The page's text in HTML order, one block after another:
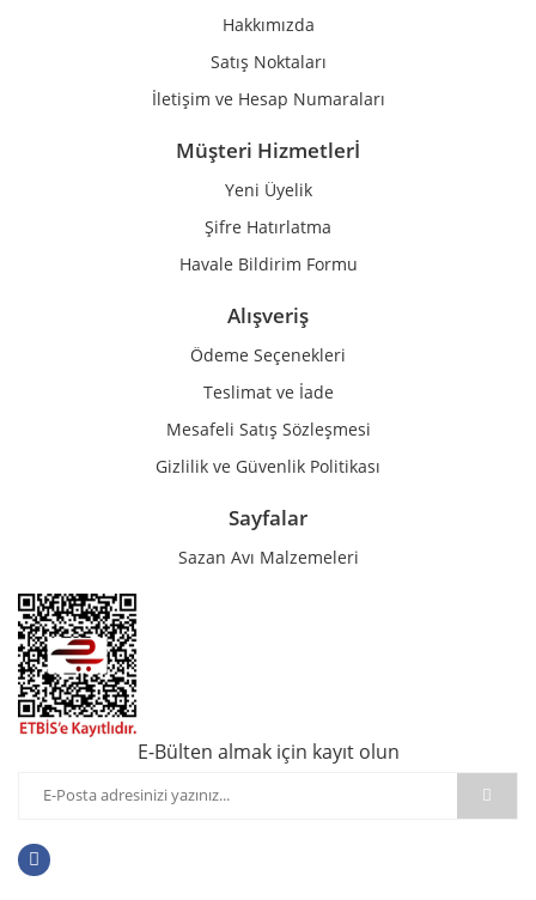
Gönder
Hakkımızda
Satış Noktaları
İletişim ve Hesap Numaraları
Müşteri Hizmetlerİ
Yeni Üyelik
Şifre Hatırlatma
Havale Bildirim Formu
Alışveriş
Ödeme Seçenekleri
Teslimat ve İade
Mesafeli Satış Sözleşmesi
Gizlilik ve Güvenlik Politikası
Sayfalar
Sazan Avı Malzemeleri
E-Bülten almak için kayıt olun